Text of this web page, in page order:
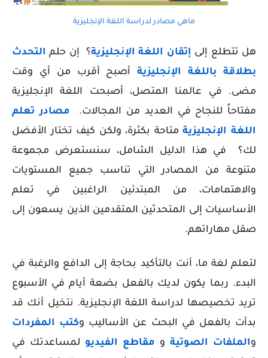
ماهي مصادر لدراسة اللغة الإنجليزية
هل تتطلع إلى إتقان اللغة الإنجليزية؟ إن حلم التحدث
بطلاقة باللغة الإنجليزيةأصبح أقرب من أي وقت
مضى. في عالمنا المتصل، أصبحت اللغة الإنجليزية
مفتاحاً للنجاح في العديد من المجالات. مصادر تعلم
اللغة الإنجليزيةمتاحة بكثرة، ولكن كيف تختار الأفضل
لك؟ في هذا الدليل الشامل، سنستعرض مجموعة
متنوعة من المصادر التي تناسب جميع المستويات
والاهتمامات، من المبتدئين الراغبين في تعلم
الأساسيات إلى المتحدثين المتقدمين الذين يسعون إلى
صقل مهاراتهم.
لتعلم لغة ما، أنت بالتأكيد بحاجة إلى الدافع والرغبة في
البدء. ربما يكون لديك بالفعل بضعة أيام في الأسبوع
تريد تخصيصها لدراسة اللغة الإنجليزية. نتخيل أنك قد
بدأت بالفعل في البحث عن الأساليب وكتب المفردات
والملفات الصوتية و مقاطع الفيديو لمساعدتك في